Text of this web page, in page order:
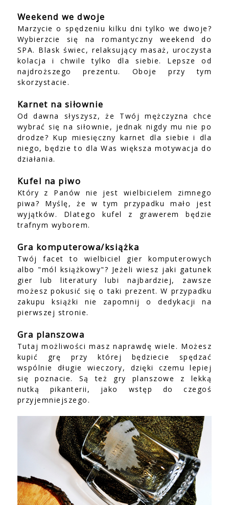
Weekend we dwoje
Marzycie o spędzeniu kilku dni tylko we dwoje?
Wybierzcie się na romantyczny weekend do
SPA. Blask świec, relaksujący masaż, uroczysta
kolacja i chwile tylko dla siebie. Lepsze od
najdroższego prezentu. Oboje przy tym
skorzystacie.
Karnet na siłownie
Od dawna słyszysz, że Twój mężczyzna chce
wybrać się na siłownie, jednak nigdy mu nie po
drodze? Kup miesięczny karnet dla siebie i dla
niego, będzie to dla Was większa motywacja do
działania.
Kufel na piwo
Który z Panów nie jest wielbicielem zimnego
piwa? Myślę, że w tym przypadku mało jest
wyjątków. Dlatego kufel z grawerem będzie
trafnym wyborem.
Gra komputerowa/książka
Twój facet to wielbiciel gier komputerowych
albo "mól książkowy"? Jeżeli wiesz jaki gatunek
gier lub literatury lubi najbardziej, zawsze
możesz pokusić się o taki prezent. W przypadku
zakupu książki nie zapomnij o dedykacji na
pierwszej stronie.
Gra planszowa
Tutaj możliwości masz naprawdę wiele. Możesz
kupić grę przy której będziecie spędzać
wspólnie długie wieczory, dzięki czemu lepiej
się poznacie. Są też gry planszowe z lekką
nutką pikanterii, jako wstęp do czegoś
przyjemniejszego.